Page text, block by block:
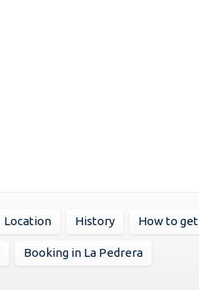
Location History How to get
Booking in La Pedrera